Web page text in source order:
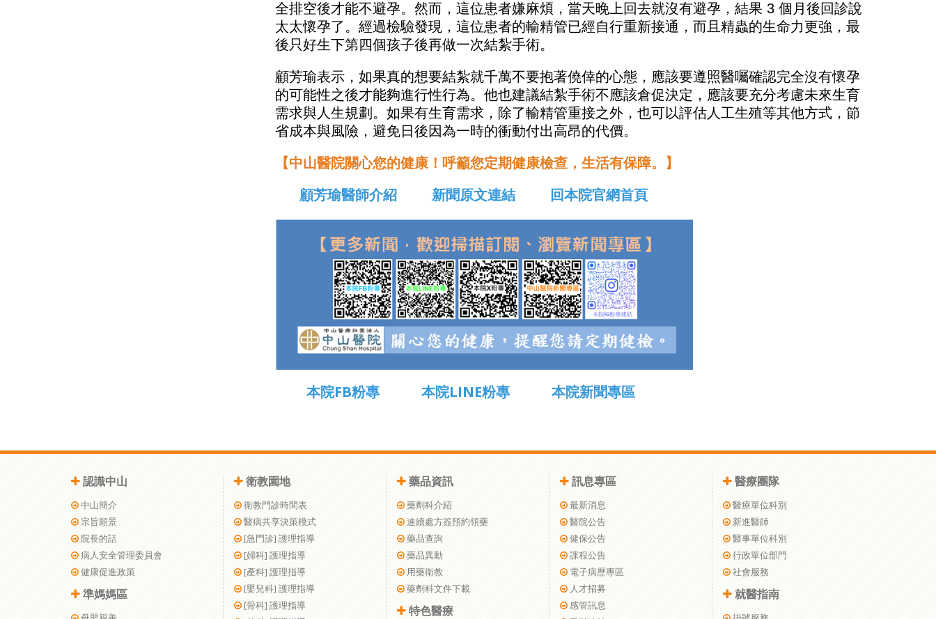
全排空後才能不避孕。然而，這位患者嫌麻煩，當天晚上回去就沒有避孕，結果 3 個月後回診說
太太懷孕了。經過檢驗發現，這位患者的輸精管已經自行重新接通，而且精蟲的生命力更強，最
後只好生下第四個孩子後再做一次結紮手術。
顧芳瑜表示，如果真的想要結紮就千萬不要抱著僥倖的心態，應該要遵照醫囑確認完全沒有懷孕
的可能性之後才能夠進行性行為。他也建議結紮手術不應該倉促決定，應該要充分考慮未來生育
需求與人生規劃。如果有生育需求，除了輸精管重接之外，也可以評估人工生殖等其他方式，節
省成本與風險，避免日後因為一時的衝動付出高昂的代價。
【中山醫院關心您的健康！呼籲您定期健康檢查，生活有保障。】
顧芳瑜醫師介紹
新聞原文連結 回本院官網首頁
本院FB粉專 本院LINE粉專 本院新聞專區
認識中山
中山簡介
宗旨願景
院長的話
病人安全管理委員會
健康促進政策
準媽媽區
衛教園地
衛教門診時間表
醫病共享決策模式
[急門診] 護理指導
[婦科] 護理指導
[產科] 護理指導
[嬰兒科] 護理指導
[骨科] 護理指導
藥品資訊
藥劑科介紹
連續處方簽預約領藥
藥品查詢
藥品異動
用藥衛教
藥劑科文件下載
特色醫療
訊息專區
最新消息
醫院公告
健保公告
課程公告
電子病歷專區
人才招募
感管訊息
醫療團隊
醫療單位科別
新進醫師
醫事單位科別
行政單位部門
社會服務
就醫指南